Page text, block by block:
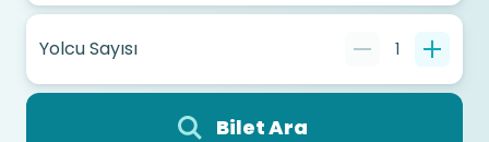
Yolcu Sayısı 1
Bilet Ara